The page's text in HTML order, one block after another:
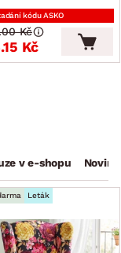
kódu ASKO
Kč
Kč
v e-shopu
Leták